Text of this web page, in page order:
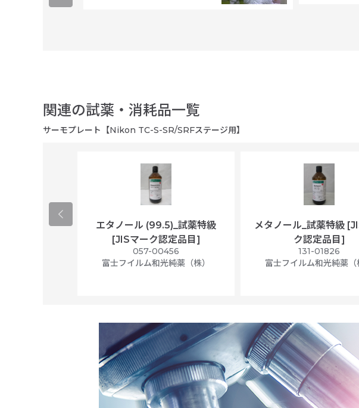
関連の試薬・消耗品一覧
サーモプレート【Nikon TC-S-SR/SRFステージ用】
エタノール (99.5)_試薬特級
[JISマーク認定品目]
057-00456
富士フイルム和光純薬（株）
メタノール_試薬特級
ク認定品目]
131-01826
富士フイルム和光純薬（